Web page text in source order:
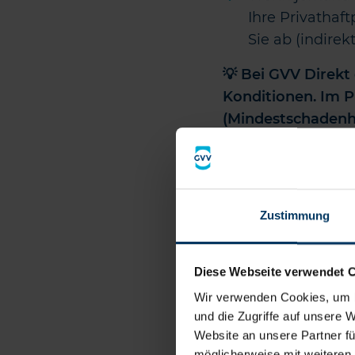
Zustimmung
Diese Webseite verwendet
Wir verwenden Cookies,
und die Zugriffe auf unsere
Website an unsere Partner
Ihre
Sie ab
💡 Bei GVV
Konditionen. Im
müssen die
Privathaftpflicht
Info